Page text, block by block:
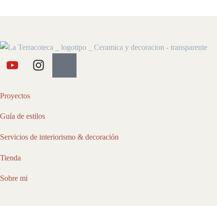
Proyectos
Guía de estilos
Servicios de interiorismo & decoración
Tienda
Sobre mi